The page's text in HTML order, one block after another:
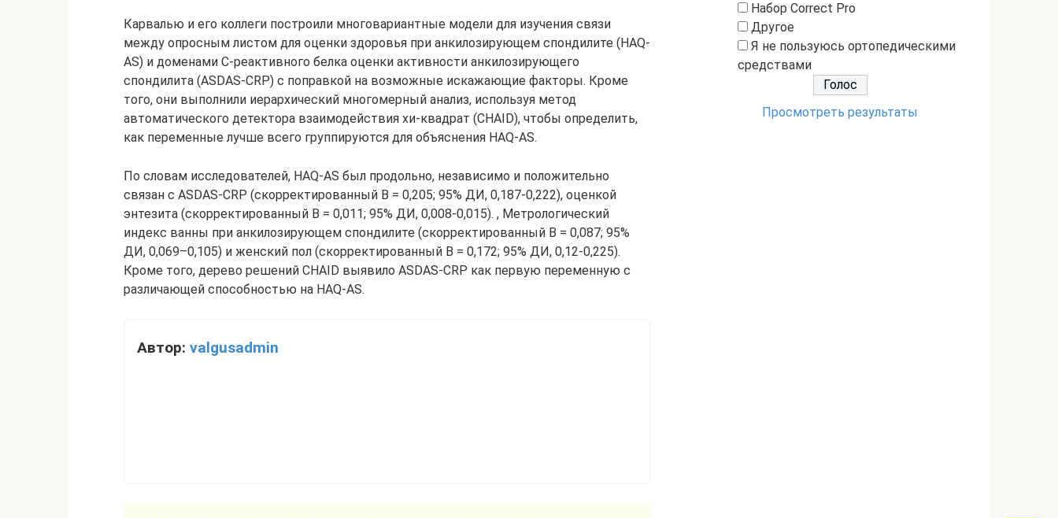
Карвалью и его коллеги построили многовариантные модели для изучения связи
между опросным листом для оценки здоровья при анкилозирующем спондилите (HAQ-
AS) и доменами С-реактивного белка оценки активности анкилозирующего
спондилита (ASDAS-CRP) с поправкой на возможные искажающие факторы. Кроме
того, они выполнили иерархический многомерный анализ, используя метод
автоматического детектора взаимодействия хи-квадрат (CHAID), чтобы определить,
как переменные лучше всего группируются для объяснения HAQ-AS.
По словам исследователей, HAQ-AS был продольно, независимо и положительно
связан с ASDAS-CRP (скорректированный B = 0,205; 95% ДИ, 0,187-0,222), оценкой
энтезита (скорректированный B = 0,011; 95% ДИ, 0,008-0,015). , Метрологический
индекс ванны при анкилозирующем спондилите (скорректированный B = 0,087; 95%
ДИ, 0,069–0,105) и женский пол (скорректированный B = 0,172; 95% ДИ, 0,12-0,225).
Кроме того, дерево решений CHAID выявило ASDAS-CRP как первую переменную с
различающей способностью на HAQ-AS.
Автор: valgusadmin
Набор Correct Pro
Другое
Я не пользуюсь ортопедическими
средствами
Просмотреть результаты